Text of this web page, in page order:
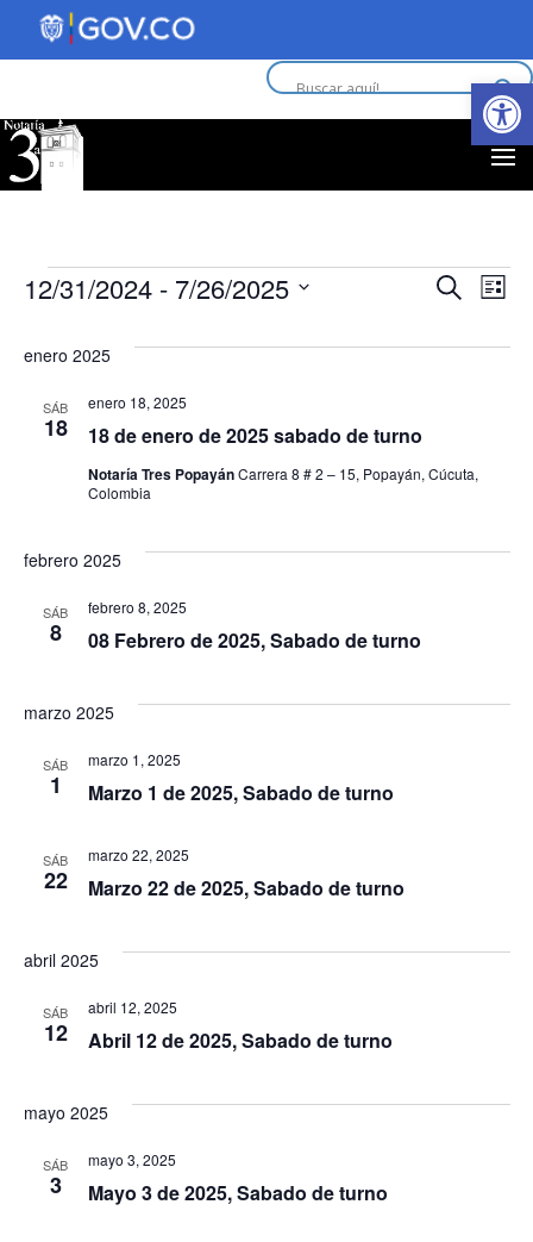
Abrir
Eventos
de
de
Buscar
Lista
12/31/2024 - 7/26/2025
enero 2025
SÁB
18 18 de enero de 2025 sabado de turno
enero 18, 2025
Notaría Tres PopayánCarrera 8 # 2 – 15, Popayán, Cúcuta,
Colombia
febrero 2025
SÁB
8 08 Febrero de 2025, Sabado de turno
febrero 8, 2025
marzo 2025
SÁB
1 Marzo 1 de 2025, Sabado de turno
marzo 1, 2025
SÁB
22 Marzo 22 de 2025, Sabado de turno
marzo 22, 2025
abril 2025
SÁB
12 Abril 12 de 2025, Sabado de turno
abril 12, 2025
mayo 2025
SÁB
3 Mayo 3 de 2025, Sabado de turno
mayo 3, 2025